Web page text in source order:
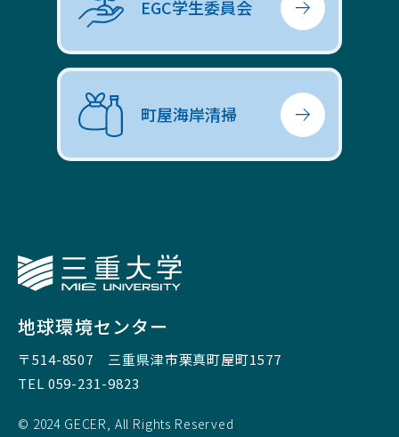
EGC学生委員会
町屋海岸清掃
地球環境センター
〒514-8507 三重県津市栗真町屋町1577
TEL 059-231-9823
© 2024 GECER, All Rights Reserved